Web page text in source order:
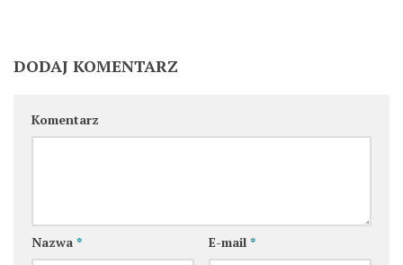
DODAJ KOMENTARZ
Komentarz
Nazwa * E-mail *